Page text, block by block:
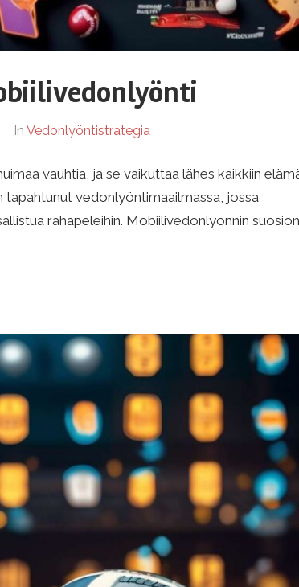
In Vedonlyöntistrategia
vauhtia, ja se vaikuttaa lähes kaikkiin
vedonlyöntimaailmassa, jossa
rahapeleihin. Mobiilivedonlyönnin